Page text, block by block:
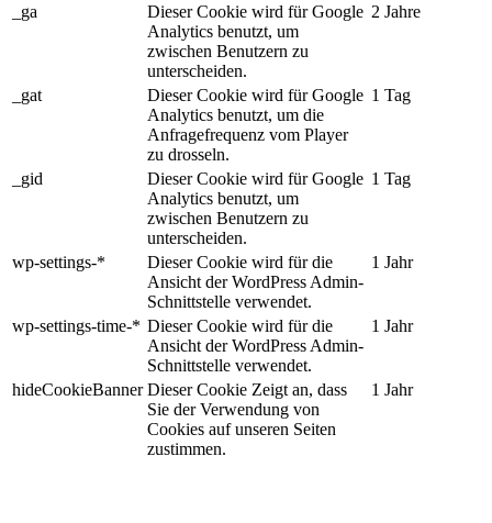
_ga
Dieser Cookie wird für Google
Analytics benutzt, um
zwischen Benutzern zu
unterscheiden.
2 Jahre
_gat
Dieser Cookie wird für Google
Analytics benutzt, um die
Anfragefrequenz vom Player
zu drosseln.
1 Tag
_gid
Dieser Cookie wird für Google
Analytics benutzt, um
zwischen Benutzern zu
unterscheiden.
1 Tag
wp-settings-*
Dieser Cookie wird für die
Ansicht der WordPress Admin-
Schnittstelle verwendet.
1 Jahr
wp-settings-time-* Dieser Cookie wird für die
Ansicht der WordPress Admin-
Schnittstelle verwendet.
1 Jahr
hideCookieBanner Dieser Cookie Zeigt an, dass
Sie der Verwendung von
Cookies auf unseren Seiten
zustimmen.
1 Jahr